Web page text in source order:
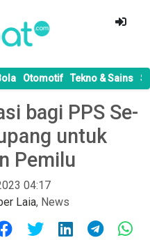
Otomotif Tekno & Sains
bagi PPS Se-
untuk
Pemilu
04:17
Laia, News